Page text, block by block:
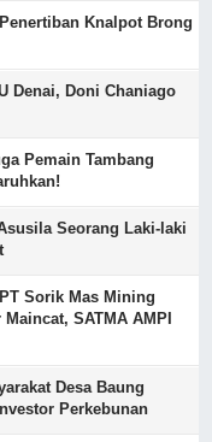
Knalpot Brong
Denai, Doni Chaniago
Pemain Tambang
Seorang Laki-laki
Sorik Mas Mining
SATMA AMPI
Desa Baung
Perkebunan